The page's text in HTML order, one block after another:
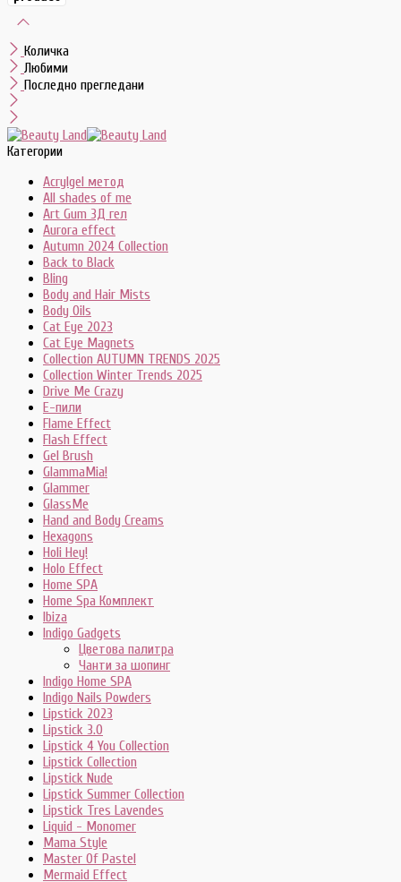
Количка
Любими
Последно прегледани
Категории
Acrylgel метод
All shades of me
Art Gum 3Д гел
Aurora effect
Autumn 2024 Collection
Back to Black
Bling
Body and Hair Mists
Body Oils
Cat Eye 2023
Cat Eye Magnets
Collection AUTUMN TRENDS 2025
Collection Winter Trends 2025
Drive Me Crazy
E-пили
Flame Effect
Flash Effect
Gel Brush
GlammaMia!
Glammer
GlassMe
Hand and Body Creams
Hexagons
Holi Hey!
Holo Effect
Home SPA
Home Spa Комплект
Ibiza
Indigo Gadgets
Цветова палитра
Чанти за шопинг
Indigo Home SPA
Indigo Nails Powders
Lipstick 2023
Lipstick 3.0
Lipstick 4 You Collection
Lipstick Collection
Lipstick Nude
Lipstick Summer Collection
Lipstick Tres Lavendes
Liquid - Monomer
Mama Style
Master Of Pastel
Mermaid Effect